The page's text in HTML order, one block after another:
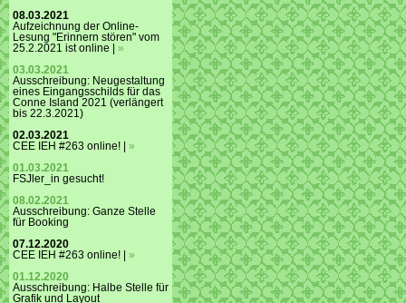
08.03.2021
Aufzeichnung der Online-
Lesung "Erinnern stören" vom
25.2.2021 ist online | »
03.03.2021
Ausschreibung: Neugestaltung
eines Eingangsschilds für das
Conne Island 2021 (verlängert
bis 22.3.2021)
02.03.2021
CEE IEH #263 online! | »
01.03.2021
FSJler_in gesucht!
08.02.2021
Ausschreibung: Ganze Stelle
für Booking
07.12.2020
CEE IEH #263 online! | »
01.12.2020
Ausschreibung: Halbe Stelle für
Grafik und Layout